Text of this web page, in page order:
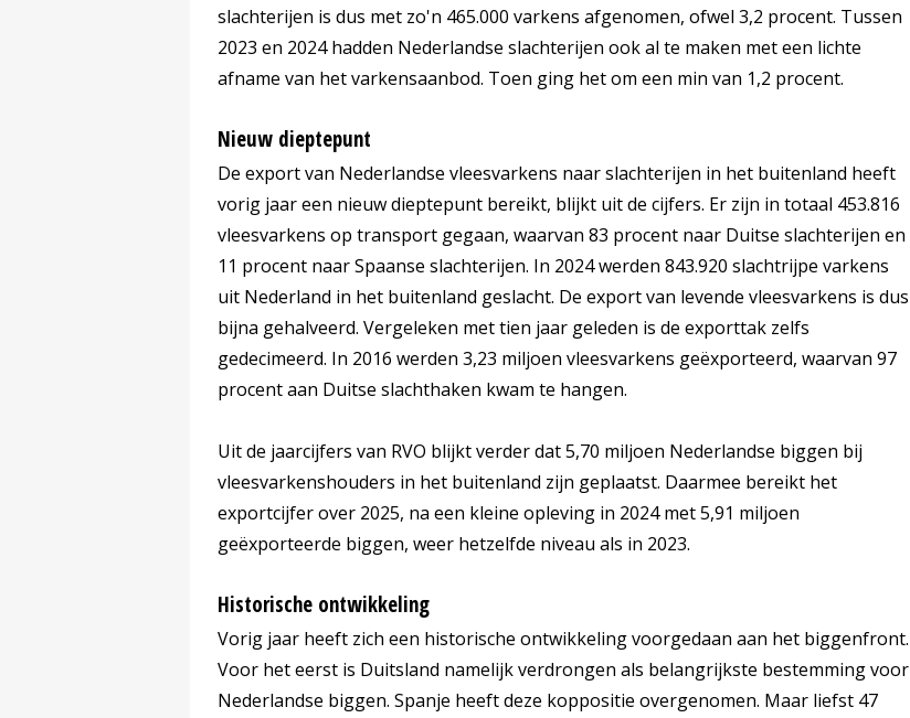
slachterijen is dus met zo'n 465.000 varkens afgenomen, ofwel 3,2 procent. Tussen
2023 en 2024 hadden Nederlandse slachterijen ook al te maken met een lichte
afname van het varkensaanbod. Toen ging het om een min van 1,2 procent.
Nieuw dieptepunt
De export van Nederlandse vleesvarkens naar slachterijen in het buitenland heeft
vorig jaar een nieuw dieptepunt bereikt, blijkt uit de cijfers. Er zijn in totaal 453.816
vleesvarkens op transport gegaan, waarvan 83 procent naar Duitse slachterijen en
11 procent naar Spaanse slachterijen. In 2024 werden 843.920 slachtrijpe varkens
uit Nederland in het buitenland geslacht. De export van levende vleesvarkens is dus
bijna gehalveerd. Vergeleken met tien jaar geleden is de exporttak zelfs
gedecimeerd. In 2016 werden 3,23 miljoen vleesvarkens geëxporteerd, waarvan 97
procent aan Duitse slachthaken kwam te hangen.
Uit de jaarcijfers van RVO blijkt verder dat 5,70 miljoen Nederlandse biggen bij
vleesvarkenshouders in het buitenland zijn geplaatst. Daarmee bereikt het
exportcijfer over 2025, na een kleine opleving in 2024 met 5,91 miljoen
geëxporteerde biggen, weer hetzelfde niveau als in 2023.
Historische ontwikkeling
Vorig jaar heeft zich een historische ontwikkeling voorgedaan aan het biggenfront.
Voor het eerst is Duitsland namelijk verdrongen als belangrijkste bestemming voor
Nederlandse biggen. Spanje heeft deze koppositie overgenomen. Maar liefst 47